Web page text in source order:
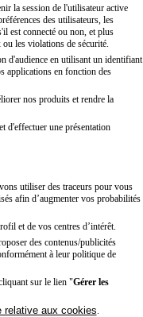
la session de l'utilisateur active
des utilisateurs, les
est connecté ou non, et plus
les violations de sécurité.
d'audience en utilisant un identifiant
applications en fonction des
nos produits et rendre la
d'effectuer une présentation
utiliser des traceurs pour vous
afin d’augmenter vos probabilités
et de vos centres d’intérêt.
des contenus/publicités
à leur politique de
sur le lien "Gérer les
relative aux cookies